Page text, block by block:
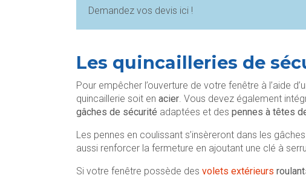
Demandez vos devis ici !
Les quincailleries de
Pour empêcher l’ouverture de votre fenêtre à l’aide
quincaillerie soit en acier. Vous devez également
gâches de sécurité adaptées et des pennes à têtes
Les pennes en coulissant s’insèreront dans les
aussi renforcer la fermeture en ajoutant une clé à
Si votre fenêtre possède des volets extérieurs